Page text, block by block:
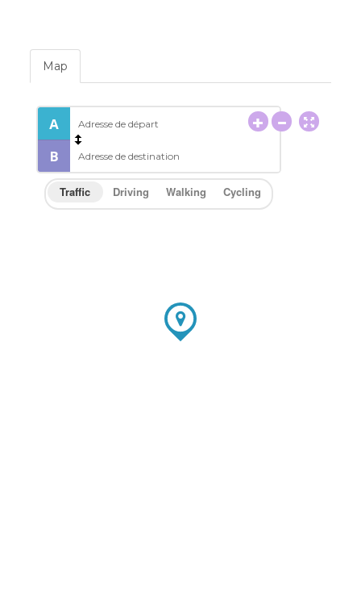
Map
Traffic Driving Walking Cycling